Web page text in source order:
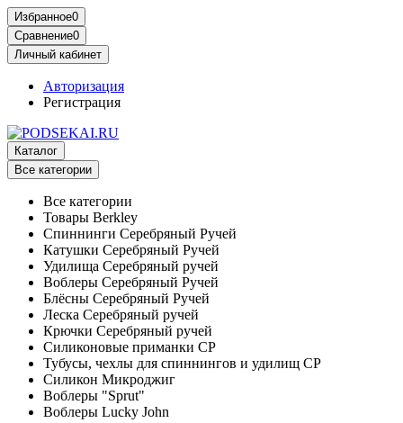
Избранное0
Сравнение0
Личный кабинет
Авторизация
Регистрация
Каталог
Все категории
Все категории
Товары Berkley
Спиннинги Серебряный Ручей
Катушки Серебряный Ручей
Удилища Серебряный ручей
Воблеры Серебряный Ручей
Блёсны Серебряный Ручей
Леска Серебряный ручей
Крючки Серебряный ручей
Силиконовые приманки СР
Тубусы, чехлы для спиннингов и удилищ СР
Силикон Микроджиг
Воблеры "Sprut"
Воблеры Lucky John